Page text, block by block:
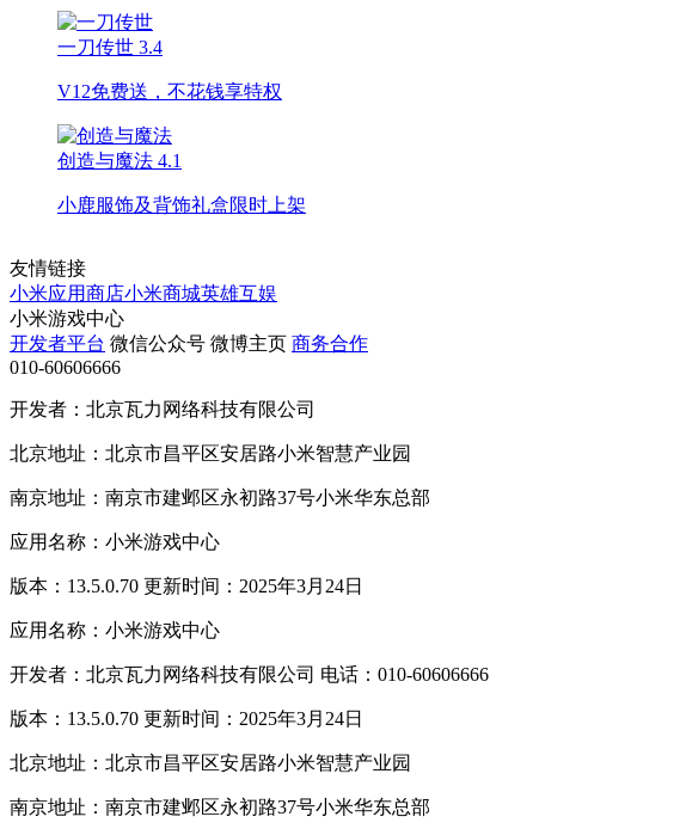
一刀传世 3.4
V12免费送，不花钱享特权
创造与魔法 4.1
小鹿服饰及背饰礼盒限时上架
友情链接
小米应用商店小米商城英雄互娱
小米游戏中心
开发者平台 微信公众号 微博主页 商务合作
010-60606666
开发者：北京瓦力网络科技有限公司
北京地址：北京市昌平区安居路小米智慧产业园
南京地址：南京市建邺区永初路37号小米华东总部
应用名称：小米游戏中心
版本：13.5.0.70 更新时间：2025年3月24日
应用名称：小米游戏中心
开发者：北京瓦力网络科技有限公司 电话：010-60606666
版本：13.5.0.70 更新时间：2025年3月24日
北京地址：北京市昌平区安居路小米智慧产业园
南京地址：南京市建邺区永初路37号小米华东总部